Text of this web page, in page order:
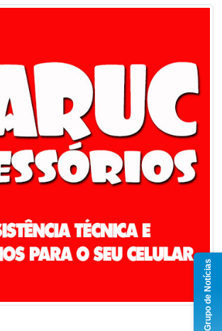
Grupo de Notícias